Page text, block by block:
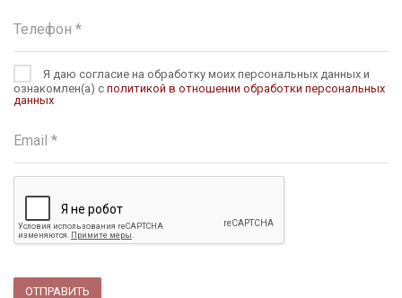
Я даю согласие на обработку моих персональных данных и
ознакомлен(а) с политикой в отношении обработки персональных
данных